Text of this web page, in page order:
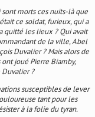
morts ces nuits-là que
ce soldat, furieux, qui a
quitté les lieux ? Qui avait
de la ville, Abel
Duvalier ? Mais alors de
joué Pierre Biamby,
Duvalier ?
susceptibles de lever
tant pour les
à la folie du tyran.